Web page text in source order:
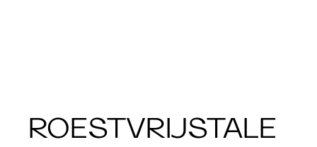
ROESTVRIJSTALE